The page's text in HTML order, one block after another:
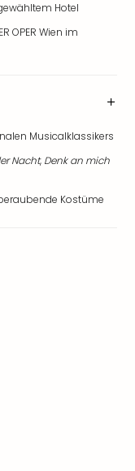
Hotel
OPER Wien im
Musicalklassikers
Nacht, Denk an mich
Kostüme